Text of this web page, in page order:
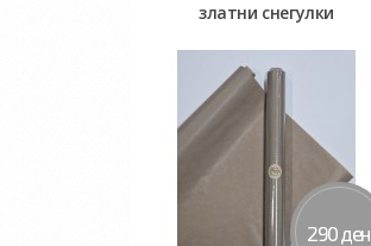
златни снегулки
Во кошничка
290 ден.